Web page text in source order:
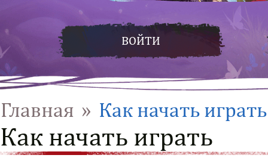
ВОЙТИ
Главная » Как начать играть
Как начать играть